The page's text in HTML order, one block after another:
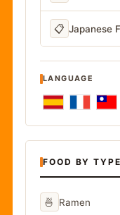
📋 Japanese
LANGUAGE
FOOD BY TYPE
🍜 Ramen